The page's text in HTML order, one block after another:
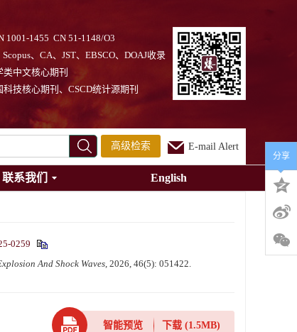
1001-1455 CN 51-1148/O3
Scopus、CA、JST、EBSCO、DOAJ收录
类中文核心期刊
科技核心期刊、CSCD统计源期刊
高级检索 E-mail Alert
联系我们 English
0259
And Shock Waves, 2026, 46(5): 051422.
智能预览 下载(1.5MB)
分享